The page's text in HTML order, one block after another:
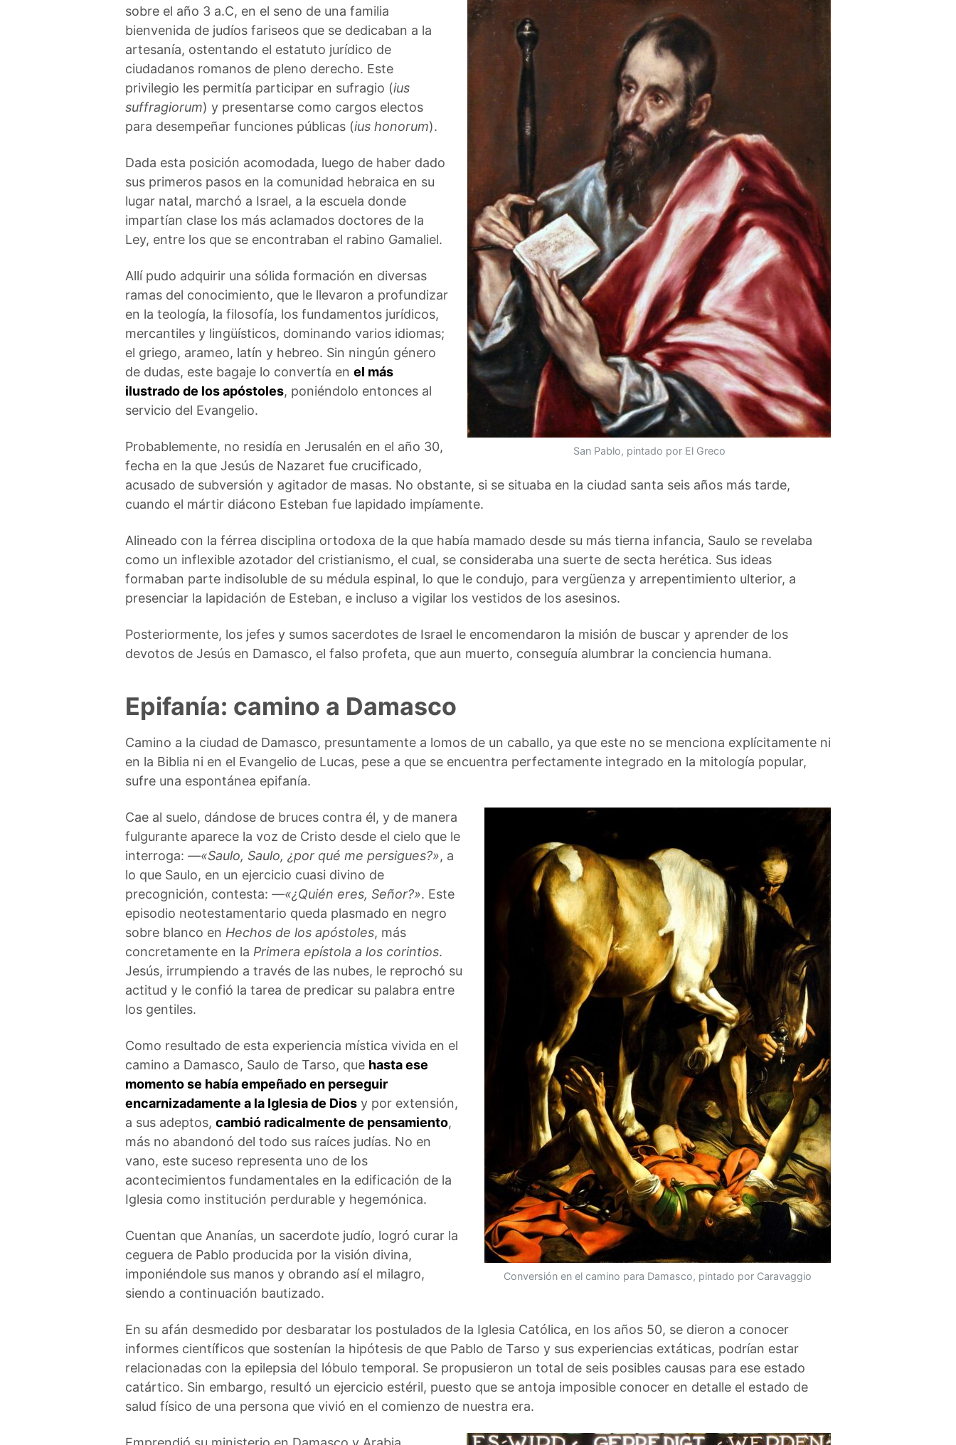
San Pablo, pintado por El Greco
sobre el año 3 a.C, en el seno de una familia
bienvenida de judíos fariseos que se dedicaban a la
artesanía, ostentando el estatuto jurídico de
ciudadanos romanos de pleno derecho. Este
privilegio les permitía participar en sufragio (ius
suffragiorum) y presentarse como cargos electos
para desempeñar funciones públicas (ius honorum).
Dada esta posición acomodada, luego de haber dado
sus primeros pasos en la comunidad hebraica en su
lugar natal, marchó a Israel, a la escuela donde
impartían clase los más aclamados doctores de la
Ley, entre los que se encontraban el rabino Gamaliel.
Allí pudo adquirir una sólida formación en diversas
ramas del conocimiento, que le llevaron a profundizar
en la teología, la filosofía, los fundamentos jurídicos,
mercantiles y lingüísticos, dominando varios idiomas;
el griego, arameo, latín y hebreo. Sin ningún género
de dudas, este bagaje lo convertía en el más
ilustrado de los apóstoles, poniéndolo entonces al
servicio del Evangelio.
Probablemente, no residía en Jerusalén en el año 30,
fecha en la que Jesús de Nazaret fue crucificado,
acusado de subversión y agitador de masas. No obstante, si se situaba en la ciudad santa seis años más tarde,
cuando el mártir diácono Esteban fue lapidado impíamente.
Alineado con la férrea disciplina ortodoxa de la que había mamado desde su más tierna infancia, Saulo se revelaba
como un inflexible azotador del cristianismo, el cual, se consideraba una suerte de secta herética. Sus ideas
formaban parte indisoluble de su médula espinal, lo que le condujo, para vergüenza y arrepentimiento ulterior, a
presenciar la lapidación de Esteban, e incluso a vigilar los vestidos de los asesinos.
Posteriormente, los jefes y sumos sacerdotes de Israel le encomendaron la misión de buscar y aprender de los
devotos de Jesús en Damasco, el falso profeta, que aun muerto, conseguía alumbrar la conciencia humana.
Epifanía: camino a Damasco
Camino a la ciudad de Damasco, presuntamente a lomos de un caballo, ya que este no se menciona explícitamente ni
en la Biblia ni en el Evangelio de Lucas, pese a que se encuentra perfectamente integrado en la mitología popular,
sufre una espontánea epifanía.
Conversión en el camino para Damasco, pintado por Caravaggio
Cae al suelo, dándose de bruces contra él, y de manera
fulgurante aparece la voz de Cristo desde el cielo que le
interroga: —«Saulo, Saulo, ¿por qué me persigues?», a
lo que Saulo, en un ejercicio cuasi divino de
precognición, contesta: —«¿Quién eres, Señor?». Este
episodio neotestamentario queda plasmado en negro
sobre blanco en Hechos de los apóstoles, más
concretamente en la Primera epístola a los corintios.
Jesús, irrumpiendo a través de las nubes, le reprochó su
actitud y le confió la tarea de predicar su palabra entre
los gentiles.
Como resultado de esta experiencia mística vivida en el
camino a Damasco, Saulo de Tarso, que hasta ese
momento se había empeñado en perseguir
encarnizadamente a la Iglesia de Dios y por extensión,
a sus adeptos, cambió radicalmente de pensamiento,
más no abandonó del todo sus raíces judías. No en
vano, este suceso representa uno de los
acontecimientos fundamentales en la edificación de la
Iglesia como institución perdurable y hegemónica.
Cuentan que Ananías, un sacerdote judío, logró curar la
ceguera de Pablo producida por la visión divina,
imponiéndole sus manos y obrando así el milagro,
siendo a continuación bautizado.
En su afán desmedido por desbaratar los postulados de la Iglesia Católica, en los años 50, se dieron a conocer
informes científicos que sostenían la hipótesis de que Pablo de Tarso y sus experiencias extáticas, podrían estar
relacionadas con la epilepsia del lóbulo temporal. Se propusieron un total de seis posibles causas para ese estado
catártico. Sin embargo, resultó un ejercicio estéril, puesto que se antoja imposible conocer en detalle el estado de
salud físico de una persona que vivió en el comienzo de nuestra era.